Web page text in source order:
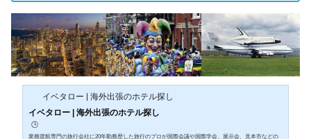
イベタロー | 海外出張のホテル探し
イベタロー | 海外出張のホテル探し
🕒️
業務渡航専門の旅行会社に20年勤務歴した旅行のプロが国際会議や国際学会、展示会、見本市などの